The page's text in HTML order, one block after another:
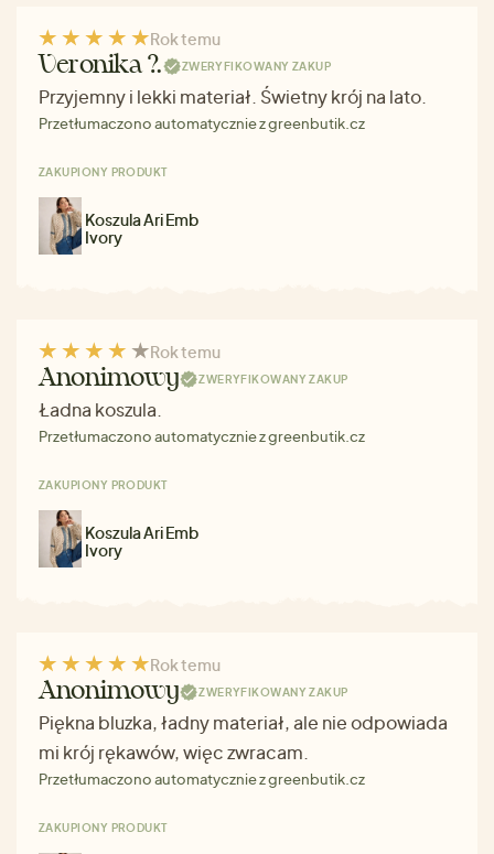
Rok temu
Veronika ?. ZWERYFIKOWANY ZAKUP
Przyjemny i lekki materiał. Świetny krój na lato.
Przetłumaczono automatycznie z greenbutik.cz
ZAKUPIONY PRODUKT
Koszula Ari Emb
Ivory
Rok temu
Anonimowy ZWERYFIKOWANY ZAKUP
Ładna koszula.
Przetłumaczono automatycznie z greenbutik.cz
ZAKUPIONY PRODUKT
Koszula Ari Emb
Ivory
Rok temu
Anonimowy ZWERYFIKOWANY ZAKUP
Piękna bluzka, ładny materiał, ale nie odpowiada
mi krój rękawów, więc zwracam.
Przetłumaczono automatycznie z greenbutik.cz
ZAKUPIONY PRODUKT